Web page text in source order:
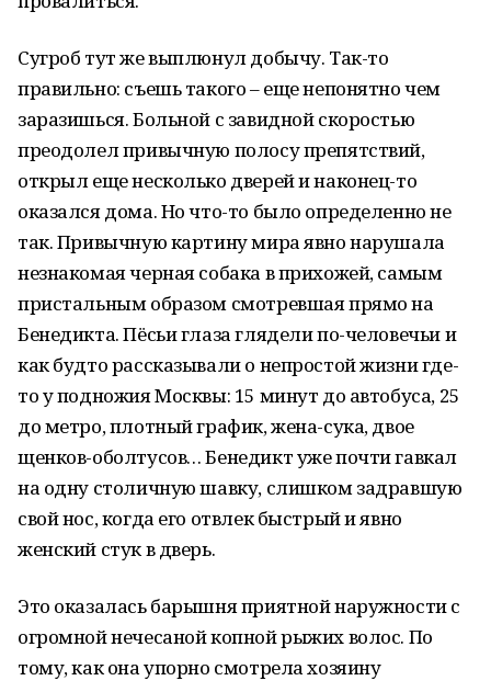
Сугроб тут же выплюнул добычу. Так-то
правильно: съешь такого – еще непонятно чем
заразишься. Больной с завидной скоростью
преодолел привычную полосу препятствий,
открыл еще несколько дверей и наконец-то
оказался дома. Но что-то было определенно не
так. Привычную картину мира явно нарушала
незнакомая черная собака в прихожей, самым
пристальным образом смотревшая прямо на
Бенедикта. Пёсьи глаза глядели по-человечьи и
как будто рассказывали о непростой жизни где-
то у подножия Москвы: 15 минут до автобуса, 25
до метро, плотный график, жена-сука, двое
щенков-оболтусов… Бенедикт уже почти гавкал
на одну столичную шавку, слишком задравшую
свой нос, когда его отвлек быстрый и явно
женский стук в дверь.
Это оказалась барышня приятной наружности с
огромной нечесаной копной рыжих волос. По
тому, как она упорно смотрела хозяину